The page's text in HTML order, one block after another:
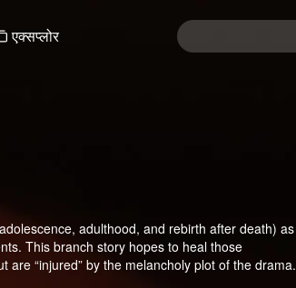
एक्सप्लोर
adulthood, and rebirth after death) as
This branch story hopes to heal those
“injured” by the melancholy plot of the drama.